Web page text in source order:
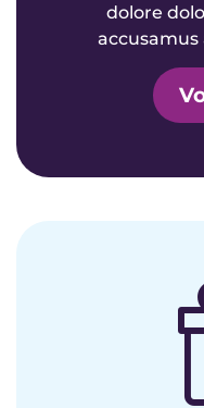
dolore
accusamus